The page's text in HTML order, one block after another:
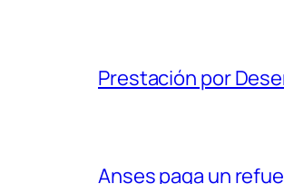
Prestación por
Anses paga un